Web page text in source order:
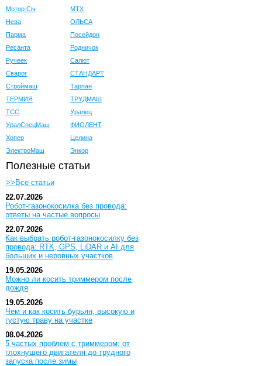
Мотор Сiч
МТХ
Нева
ОЛЬСА
Парма
Посейдон
Ресанта
Родничок
Ручеек
Салют
Сварог
СТАНДАРТ
Строймаш
Тарпан
ТЕРМИЯ
ТРУДМАШ
ТСС
Уралец
УралСпецМаш
ФИОЛЕНТ
Хопер
Целина
ЭлектроМаш
Энкор
Полезные статьи
>>Все статьи
22.07.2026
Робот-газонокосилка без провода:
ответы на частые вопросы
22.07.2026
Как выбрать робот-газонокосилку без
провода: RTK, GPS, LiDAR и AI для
больших и неровных участков
19.05.2026
Можно ли косить триммером после
дождя
19.05.2026
Чем и как косить бурьян, высокую и
густую траву на участке
08.04.2026
5 частых проблем с триммером: от
глохнущего двигателя до трудного
запуска после зимы